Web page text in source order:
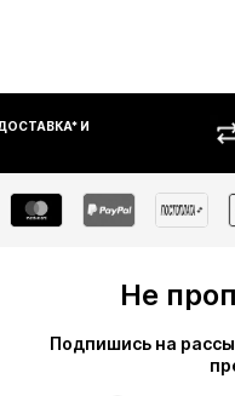
ВОЗМОЖНОСТЬ
ТЕЧЕНИЕ 30 ДНЕЙ
Не
Подпишись на